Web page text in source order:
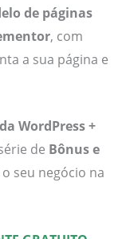
de páginas
, com
a sua página e
WordPress +
de Bônus e
seu negócio na